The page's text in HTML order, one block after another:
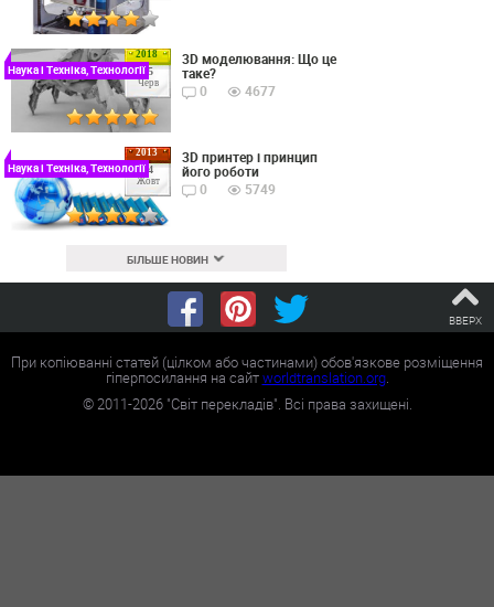
2018
15
Черв
Наука і Техніка, Технології
3D моделювання: Що це
таке?
0
4677
2013
24
Жовт
Наука і Техніка, Технології
3D принтер і принцип
його роботи
0
5749
БІЛЬШЕ НОВИН
ВВЕРХ
При копіюванні статей (цілком або частинами) обов'язкове розміщення
гіперпосилання на сайтworldtranslation.org.
©2011-2026"Світ перекладів". Всі права захищені.